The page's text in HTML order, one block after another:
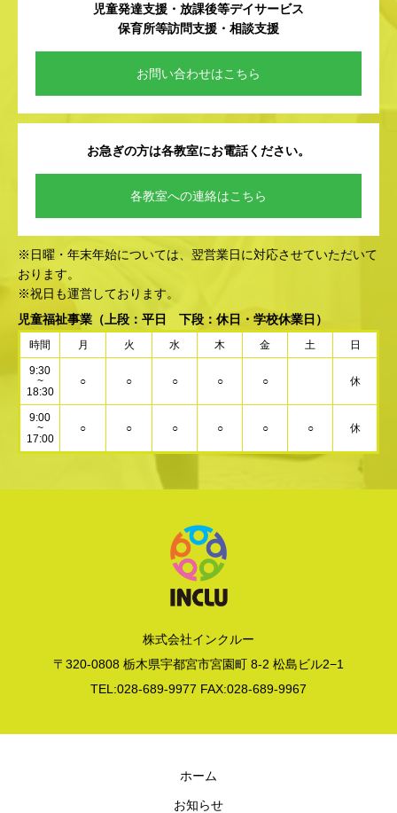
児童発達支援・放課後等デイサービス
保育所等訪問支援・相談支援
お問い合わせはこちら
お急ぎの方は各教室にお電話ください。
各教室への連絡はこちら
※日曜・年末年始については、翌営業日に対応させていただいて
おります。
※祝日も運営しております。
児童福祉事業 （上段：平日 下段：休日・学校休業日）
時間 月 火 水 木 金 土 日
9:30
~
18:30
○ ○ ○ ○ ○ 休
9:00
~
17:00
○ ○ ○ ○ ○ ○ 休
株式会社インクルー
〒320-0808 栃木県宇都宮市宮園町 8-2 松島ビル2−1
TEL:028-689-9977 FAX:028-689-9967
ホーム
お知らせ